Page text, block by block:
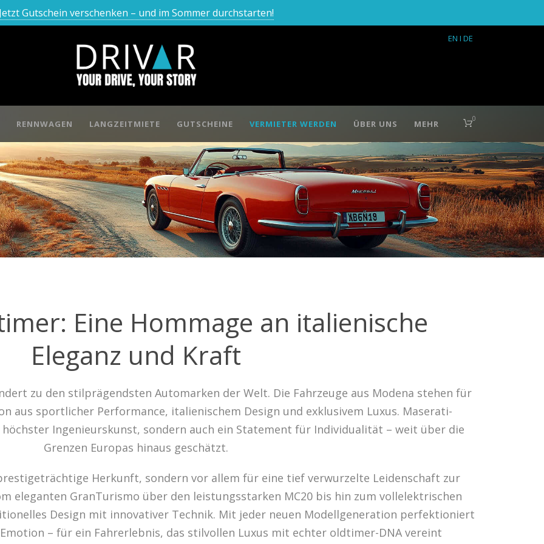
Gutschein verschenken – und im Sommer durchstarten!
EN I DE
RENNWAGEN LANGZEITMIETE GUTSCHEINE VERMIETER WERDEN ÜBER UNS MEHR 0
Eine Hommage an italienische
Eleganz und Kraft
zu den stilprägendsten Automarken der Welt. Die Fahrzeuge aus Modena stehen für
aus sportlicher Performance, italienischem Design und exklusivem Luxus. Maserati-
Ingenieurskunst, sondern auch ein Statement für Individualität – weit über die
Grenzen Europas hinaus geschätzt.
Herkunft, sondern vor allem für eine tief verwurzelte Leidenschaft zur
eleganten GranTurismo über den leistungsstarken MC20 bis hin zum vollelektrischen
Design mit innovativer Technik. Mit jeder neuen Modellgeneration perfektioniert
– für ein Fahrerlebnis, das stilvollen Luxus mit echter oldtimer-DNA vereint